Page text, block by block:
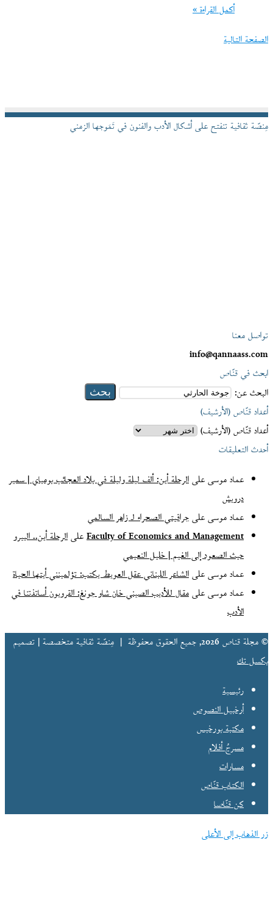
أكمل القراءة »
الصفحة التالية
مِنصّة ثقافية تنفتح على أشكال الأدب والفنون في تَمَوجها الزمني
تواصل معنا
info@qannaass.com
ابحث في قنّاص
البحث عن:
أعداد قنّاص (الأرشيف)
أعداد قنّاص (الأرشيف)
أحدث التعليقات
عماد موسىعلىالرحلة أين: ألف ليلة وليلة في بلاد العجائب بومباي | سمير
درويش
عماد موسىعلىجرافيتي الصحراء لـ زاهر السالمي
Faculty of Economics and Managementعلىالرحلة أين.. البيرو
حيث الصعود إلى الغيم | خليل النعيمي
عماد موسىعلىالشاعر اللبناني عقل العويط يكتب: تؤلمينني أيتها الحياة
عماد موسىعلىمقال للأديب الصيني خان شاو جونغ: القرويون أساتذتنا في
الأدب
© مجلة قناص 2026, جميع الحقوق محفوظة |
مِنصّة ثقافية متخصصة | تصميم
بكسل تك
رئيسية
أرخبيل النصوص
مكتبة بورخيس
مسرحُ أفلام
مسارات
الكتاب قنّاص
كن قنّاصا
زر الذهاب إلى الأعلى